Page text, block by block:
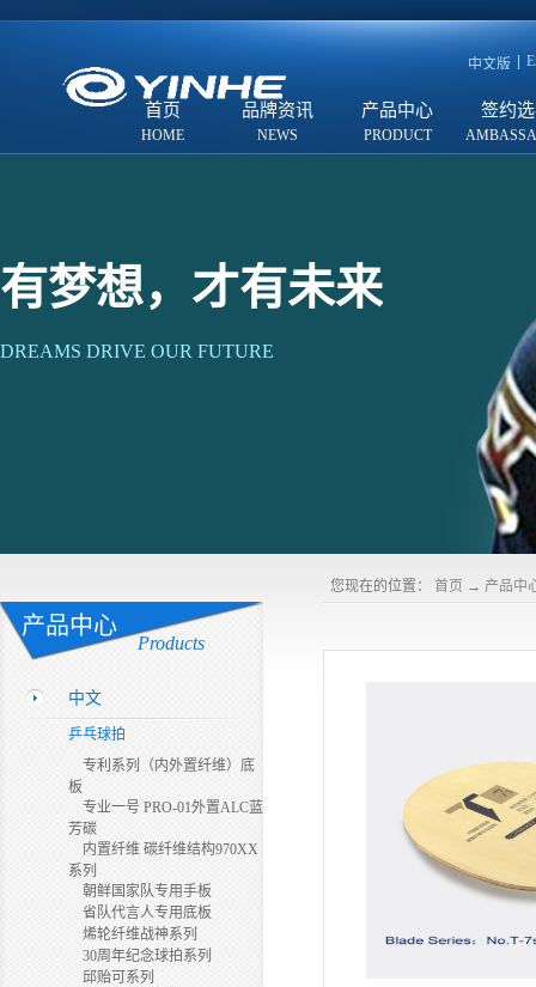
中文版
首页 品牌资讯 产品中心 签约
有梦想，才有未来
DREAMS DRIVE OUR FUTURE
产品中心
Products
中文
乒乓球拍
专利系列（内外置纤维）底
板
专业一号 PRO-01外置ALC蓝
芳碳
内置纤维 碳纤维结构970XX
系列
朝鲜国家队专用手板
省队代言人专用底板
烯轮纤维战神系列
30周年纪念球拍系列
邱贻可系列
您现在的位置： 首页 → 产品中